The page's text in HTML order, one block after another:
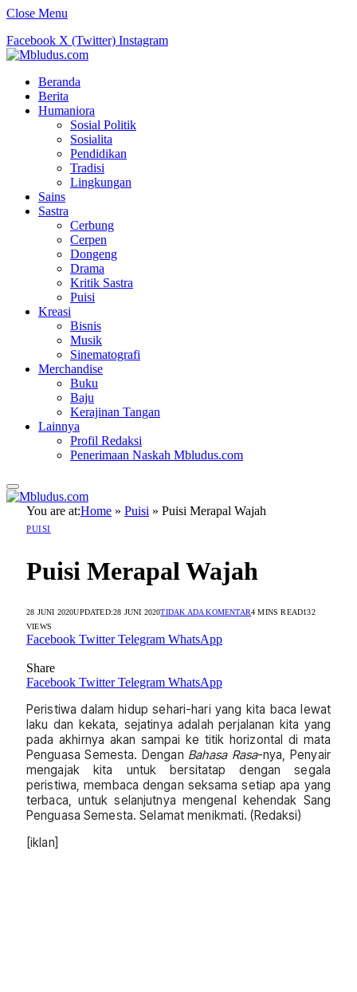
Close Menu
Facebook X (Twitter) Instagram
Beranda
Berita
Humaniora
Sosial Politik
Sosialita
Pendidikan
Tradisi
Lingkungan
Sains
Sastra
Cerbung
Cerpen
Dongeng
Drama
Kritik Sastra
Puisi
Kreasi
Bisnis
Musik
Sinematografi
Merchandise
Buku
Baju
Kerajinan Tangan
Lainnya
Profil Redaksi
Penerimaan Naskah Mbludus.com
You are at:Home » Puisi » Puisi Merapal Wajah
PUISI
Puisi Merapal Wajah
28 JUNI 2020UPDATED:28 JUNI 2020TIDAK ADA KOMENTAR4 MINS READ132
VIEWS
Facebook Twitter Telegram WhatsApp
Share
Facebook Twitter Telegram WhatsApp
Peristiwa dalam hidup sehari-hari yang kita baca lewat
laku dan kekata, sejatinya adalah perjalanan kita yang
pada akhirnya akan sampai ke titik horizontal di mata
Penguasa Semesta. Dengan Bahasa Rasa-nya, Penyair
mengajak kita untuk bersitatap dengan segala
peristiwa, membaca dengan seksama setiap apa yang
terbaca, untuk selanjutnya mengenal kehendak Sang
Penguasa Semesta. Selamat menikmati. (Redaksi)
[iklan]